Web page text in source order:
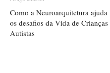
Como a Neuroarquitetura ajuda
os desafios da Vida de Crianças
Autistas